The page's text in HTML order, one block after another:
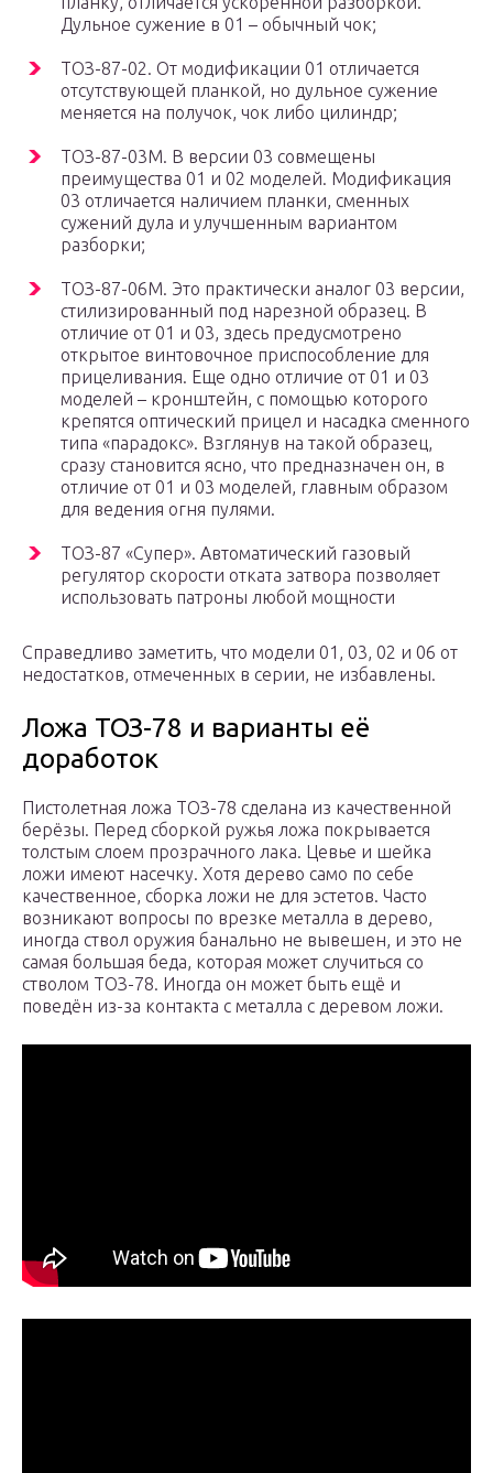
Дульное сужение в 01 – обычный чок;
ТОЗ-87-02. От модификации 01 отличается
отсутствующей планкой, но дульное сужение
меняется на получок, чок либо цилиндр;
ТОЗ-87-03М. В версии 03 совмещены
преимущества 01 и 02 моделей. Модификация
03 отличается наличием планки, сменных
сужений дула и улучшенным вариантом
разборки;
ТОЗ-87-06М. Это практически аналог 03 версии,
стилизированный под нарезной образец. В
отличие от 01 и 03, здесь предусмотрено
открытое винтовочное приспособление для
прицеливания. Еще одно отличие от 01 и 03
моделей – кронштейн, с помощью которого
крепятся оптический прицел и насадка сменного
типа «парадокс». Взглянув на такой образец,
сразу становится ясно, что предназначен он, в
отличие от 01 и 03 моделей, главным образом
для ведения огня пулями.
ТОЗ-87 «Супер». Автоматический газовый
регулятор скорости отката затвора позволяет
использовать патроны любой мощности
Справедливо заметить, что модели 01, 03, 02 и 06 от
недостатков, отмеченных в серии, не избавлены.
Ложа ТОЗ-78 и варианты её
доработок
Пистолетная ложа ТОЗ-78 сделана из качественной
берёзы. Перед сборкой ружья ложа покрывается
толстым слоем прозрачного лака. Цевье и шейка
ложи имеют насечку. Хотя дерево само по себе
качественное, сборка ложи не для эстетов. Часто
возникают вопросы по врезке металла в дерево,
иногда ствол оружия банально не вывешен, и это не
самая большая беда, которая может случиться со
стволом ТОЗ-78. Иногда он может быть ещё и
поведён из-за контакта с металла с деревом ложи.